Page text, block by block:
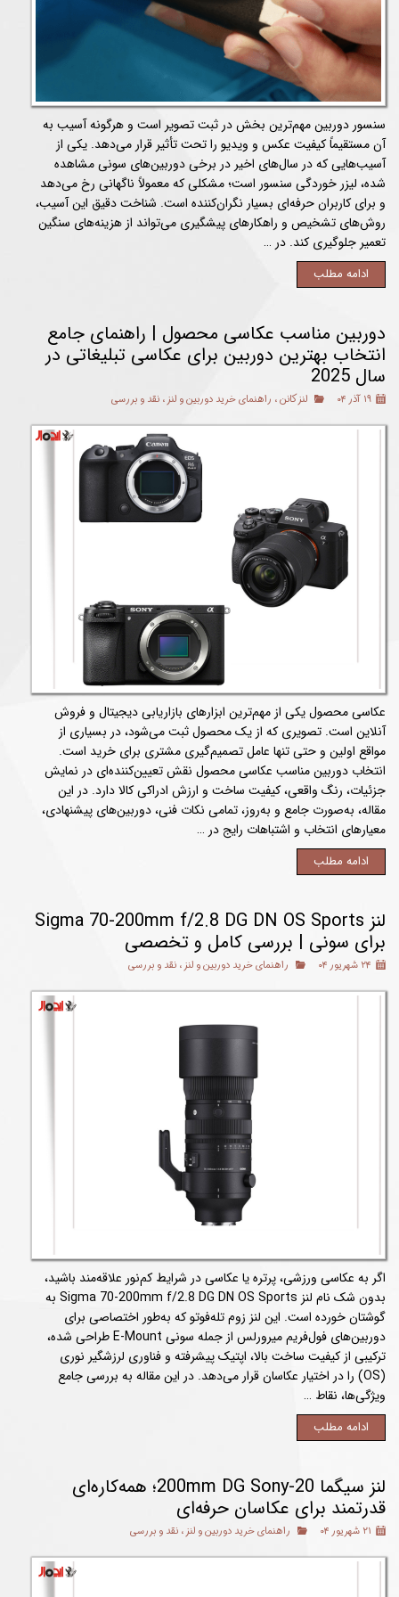
سنسور دوربین مهم‌ترین بخش در ثبت تصویر است و هرگونه آسیب به
آن مستقیماً کیفیت عکس و ویدیو را تحت تأثیر قرار می‌دهد. یکی از
آسیب‌هایی که در سال‌های اخیر در برخی دوربین‌های سونی مشاهده
شده، لیزر خوردگی سنسور است؛ مشکلی که معمولاً ناگهانی رخ می‌دهد
و برای کاربران حرفه‌ای بسیار نگران‌کننده است. شناخت دقیق این آسیب،
روش‌های تشخیص و راهکارهای پیشگیری می‌تواند از هزینه‌های سنگین
تعمیر جلوگیری کند. در …
ادامه مطلب
دوربین مناسب عکاسی محصول | راهنمای جامع
انتخاب بهترین دوربین برای عکاسی تبلیغاتی در
سال 2025
۱۹ آذر ۰۴ لنز کانن، راهنمای خرید دوربین و لنز، نقد و بررسی
عکاسی محصول یکی از مهم‌ترین ابزارهای بازاریابی دیجیتال و فروش
آنلاین است. تصویری که از یک محصول ثبت می‌شود، در بسیاری از
مواقع اولین و حتی تنها عامل تصمیم‌گیری مشتری برای خرید است.
انتخاب دوربین مناسب عکاسی محصول نقش تعیین‌کننده‌ای در نمایش
جزئیات، رنگ واقعی، کیفیت ساخت و ارزش ادراکی کالا دارد. در این
مقاله، به‌صورت جامع و به‌روز، تمامی نکات فنی، دوربین‌های پیشنهادی،
معیارهای انتخاب و اشتباهات رایج در …
ادامه مطلب
لنز Sigma 70-200mm f/2.8 DG DN OS Sports
برای سونی | بررسی کامل و تخصصی
۲۴ شهریور ۰۴ راهنمای خرید دوربین و لنز، نقد و بررسی
اگر به عکاسی ورزشی، پرتره یا عکاسی در شرایط کم‌نور علاقه‌مند باشید،
بدون شک نام لنز Sigma 70-200mm f/2.8 DG DN OS Sports به
گوشتان خورده است. این لنز زوم تله‌فوتو که به‌طور اختصاصی برای
دوربین‌های فول‌فریم میرورلس از جمله سونی E-Mount طراحی شده،
ترکیبی از کیفیت ساخت بالا، اپتیک پیشرفته و فناوری لرزشگیر نوری
(OS) را در اختیار عکاسان قرار می‌دهد. در این مقاله به بررسی جامع
ویژگی‌ها، نقاط …
ادامه مطلب
لنز سیگما 20-200mm DG Sony؛ همه‌کاره‌ای
قدرتمند برای عکاسان حرفه‌ای
۲۱ شهریور ۰۴ راهنمای خرید دوربین و لنز، نقد و بررسی